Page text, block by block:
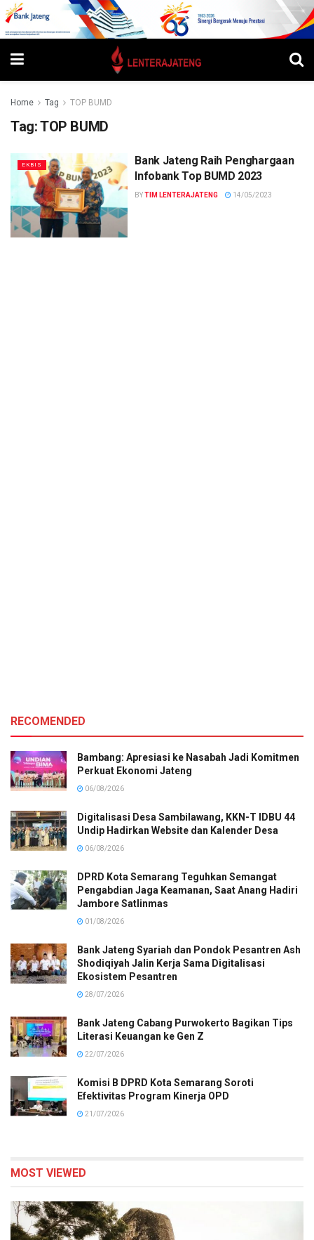
Home Tag TOP BUMD
Tag:TOP BUMD
EKBIS
Bank Jateng Raih Penghargaan
Infobank Top BUMD 2023
BYTIM LENTERAJATENG 14/05/2023
RECOMENDED
Bambang: Apresiasi ke Nasabah Jadi Komitmen
Perkuat Ekonomi Jateng
06/08/2026
Digitalisasi Desa Sambilawang, KKN-T IDBU 44
Undip Hadirkan Website dan Kalender Desa
06/08/2026
DPRD Kota Semarang Teguhkan Semangat
Pengabdian Jaga Keamanan, Saat Anang Hadiri
Jambore Satlinmas
01/08/2026
Bank Jateng Syariah dan Pondok Pesantren Ash
Shodiqiyah Jalin Kerja Sama Digitalisasi
Ekosistem Pesantren
28/07/2026
Bank Jateng Cabang Purwokerto Bagikan Tips
Literasi Keuangan ke Gen Z
22/07/2026
Komisi B DPRD Kota Semarang Soroti
Efektivitas Program Kinerja OPD
21/07/2026
MOST VIEWED